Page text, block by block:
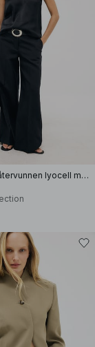
Vida byxor i återvunnen lyocell med mellanhög midja